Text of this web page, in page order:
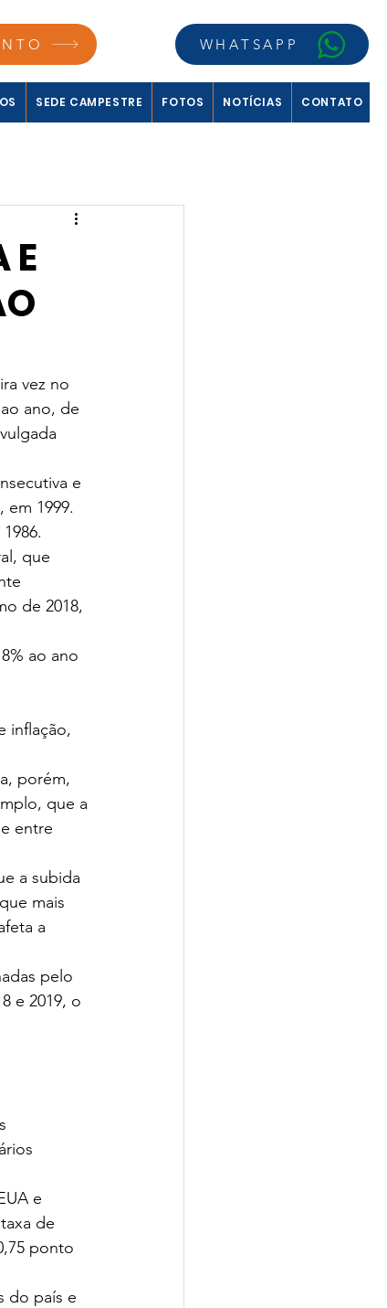
WHATSAPP
SEDE CAMPESTRE FOTOS NOTÍCIAS CONTATO
E
vez no
ano, de
e
1999.
que
de 2018,
ao ano
inflação,
porém,
que a
entre
a subida
mais
a
pelo
e 2019, o
e
de
ponto
do país e